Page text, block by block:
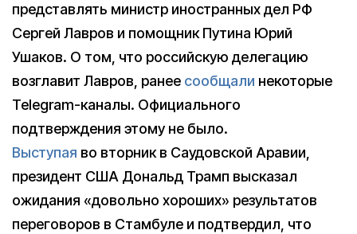
представлять министр иностранных дел РФ
Сергей Лавров и помощник Путина Юрий
Ушаков. О том, что российскую делегацию
возглавит Лавров, ранее сообщали некоторые
Telegram-каналы. Официального
подтверждения этому не было.
Выступая во вторник в Саудовской Аравии,
президент США Дональд Трамп высказал
ожидания «довольно хороших» результатов
переговоров в Стамбуле и подтвердил, что